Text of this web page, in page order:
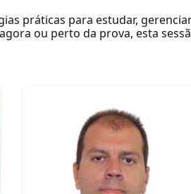
práticas para estudar,
ou perto da prova, esta